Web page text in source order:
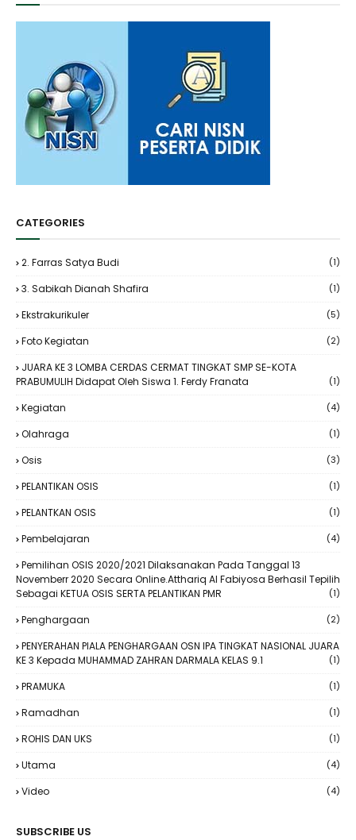
CATEGORIES
2. Farras Satya Budi (1)
3. Sabikah Dianah Shafira (1)
Ekstrakurikuler (5)
Foto Kegiatan (2)
JUARA KE 3 LOMBA CERDAS CERMAT TINGKAT SMP SE-KOTA
PRABUMULIH Didapat Oleh Siswa 1. Ferdy Franata
(1)
Kegiatan (4)
Olahraga (1)
Osis (3)
PELANTIKAN OSIS (1)
PELANTKAN OSIS (1)
Pembelajaran (4)
Pemilihan OSIS 2020/2021 Dilaksanakan Pada Tanggal 13
Novemberr 2020 Secara Online.Atthariq Al Fabiyosa Berhasil Tepilih
Sebagai KETUA OSIS SERTA PELANTIKAN PMR
(1)
Penghargaan (2)
PENYERAHAN PIALA PENGHARGAAN OSN IPA TINGKAT NASIONAL JUARA
KE 3 Kepada MUHAMMAD ZAHRAN DARMALA KELAS 9.1
(1)
PRAMUKA (1)
Ramadhan (1)
ROHIS DAN UKS (1)
Utama (4)
Video (4)
SUBSCRIBE US